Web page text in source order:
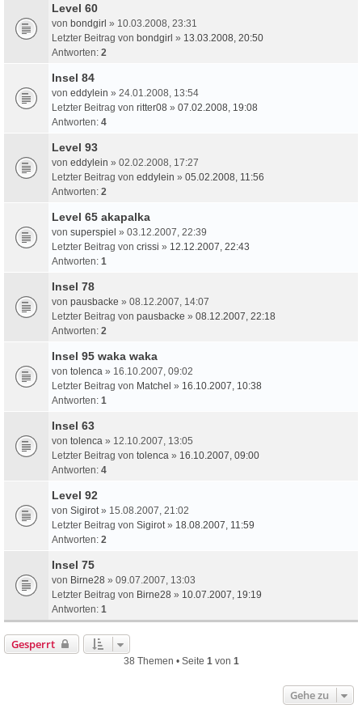
Level 60
von bondgirl » 10.03.2008, 23:31
Letzter Beitrag von bondgirl » 13.03.2008, 20:50
Antworten: 2
Insel 84
von eddylein » 24.01.2008, 13:54
Letzter Beitrag von ritter08 » 07.02.2008, 19:08
Antworten: 4
Level 93
von eddylein » 02.02.2008, 17:27
Letzter Beitrag von eddylein » 05.02.2008, 11:56
Antworten: 2
Level 65 akapalka
von superspiel » 03.12.2007, 22:39
Letzter Beitrag von crissi » 12.12.2007, 22:43
Antworten: 1
Insel 78
von pausbacke » 08.12.2007, 14:07
Letzter Beitrag von pausbacke » 08.12.2007, 22:18
Antworten: 2
Insel 95 waka waka
von tolenca » 16.10.2007, 09:02
Letzter Beitrag von Matchel » 16.10.2007, 10:38
Antworten: 1
Insel 63
von tolenca » 12.10.2007, 13:05
Letzter Beitrag von tolenca » 16.10.2007, 09:00
Antworten: 4
Level 92
von Sigirot» 15.08.2007, 21:02
Letzter Beitrag von Sigirot» 18.08.2007, 11:59
Antworten: 2
Insel 75
von Birne28 » 09.07.2007, 13:03
Letzter Beitrag von Birne28 » 10.07.2007, 19:19
Antworten: 1
Gesperrt
38 Themen • Seite 1von 1
Gehe zu